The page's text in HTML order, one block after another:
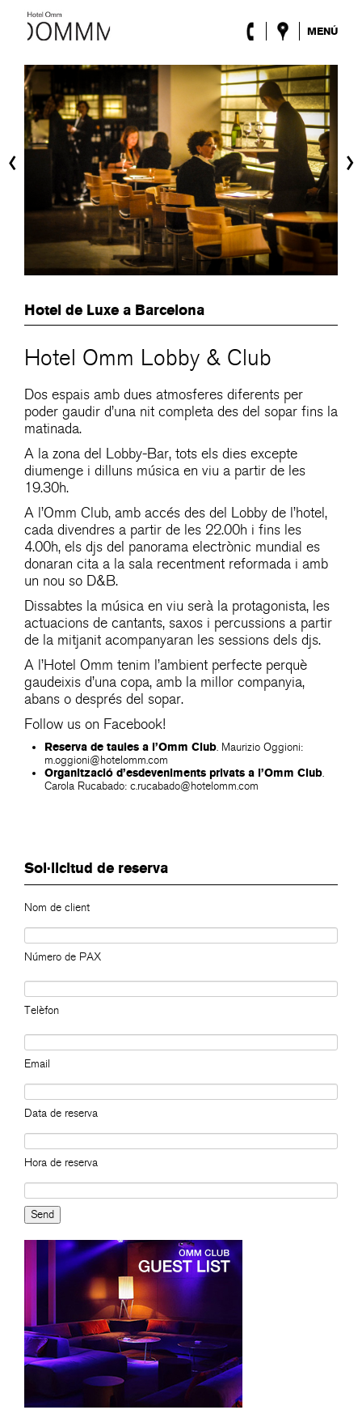
MENÚ
L’Hotel
Habitacions
Roca Barcelona
Spa
Terrassa
Lobby & Club
Esdeveniments
Promocions
Blog
FRA / CAT
‹ ›
Hotel de Luxe a Barcelona
Hotel Omm Lobby & Club
Dos espais amb dues atmosferes diferents per
poder gaudir d’una nit completa des del sopar fins la
matinada.
A la zona del Lobby-Bar, tots els dies excepte
diumenge i dilluns música en viu a partir de les
19.30h.
A l’Omm Club, amb accés des del Lobby de l’hotel,
cada divendres a partir de les 22.00h i fins les
4.00h, els djs del panorama electrònic mundial es
donaran cita a la sala recentment reformada i amb
un nou so D&B.
Dissabtes la música en viu serà la protagonista, les
actuacions de cantants, saxos i percussions a partir
de la mitjanit acompanyaran les sessions dels djs.
A l’Hotel Omm tenim l’ambient perfecte perquè
gaudeixis d’una copa, amb la millor companyia,
abans o després del sopar.
Follow us on Facebook!
Reserva de taules a l’Omm Club. Maurizio Oggioni:
m.oggioni@hotelomm.com
Organització d’esdeveniments privats a l’Omm Club.
Carola Rucabado: c.rucabado@hotelomm.com
Sol·licitud de reserva
Nom de client
Número de PAX
Telèfon
Email
Data de reserva
Hora de reserva